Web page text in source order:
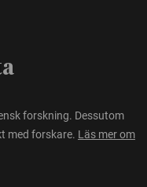
forskning. Dessutom
med forskare. Läs mer om